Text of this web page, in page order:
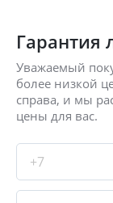
Гарантия
Уважаемый
более низкой
справа, и мы
цены для вас.